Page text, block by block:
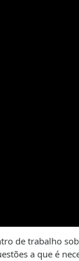
de trabalho
a que é